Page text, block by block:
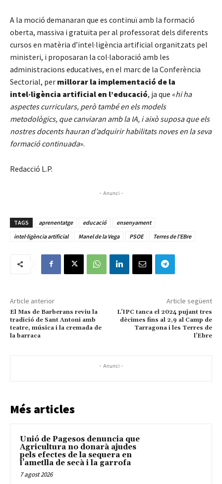
A la moció demanaran que es continuï amb la formació
oberta, massiva i gratuïta per al professorat dels diferents
cursos en matèria d’intel·ligència artificial organitzats pel
ministeri, i proposaran la col·laboració amb les
administracions educatives, en el marc de la Conferència
Sectorial, per millorar la implementació de la
intel·ligència artificial en l’educació, ja que «hi ha
aspectes curriculars, però també en els models
metodològics, que canviaran amb la IA, i això suposa que els
nostres docents hauran d’adquirir habilitats noves en la seva
formació continuada».
Redacció L.P.
- Anunci -
TAGS aprenentatge educació
ensenyament
intel·ligència artificial
Manel de la Vega PSOE Terres de l'EBre
Article anterior
El Mas de Barberans reviu la
tradició de Sant Antoni amb
teatre, música i la cremada de
la barraca
Article següent
L’IPC tanca el 2024 pujant tres
dècimes fins al 2,9 al Camp de
Tarragona i les Terres de
l’Ebre
- Anunci -
Més articles
Unió de Pagesos denuncia que
Agricultura no donarà ajudes
pels efectes de la sequera en
l’ametlla de secà i la garrofa
7 agost 2026